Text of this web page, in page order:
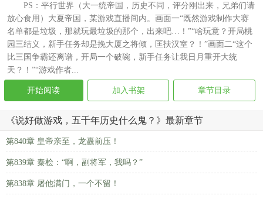
PS：平行世界（大一统帝国，历史不同，评分刚出来，兄弟们请
放心食用）大夏帝国，某游戏直播间内。画面一“既然游戏制作大赛
名单都是垃圾，那就玩最垃圾的那个，出来吧…！”“啥玩意？开局桃
园三结义，新手任务却是挽大厦之将倾，匡扶汉室？！”画面二“这个
比三国争霸还离谱，开局一个破碗，新手任务让我日月重开大统
天？！”“游戏作者...
开始阅读 加入书架 章节目录
《说好做游戏，五千年历史什么鬼？》最新章节
第840章 皇帝亲至，龙纛前压！
第839章 秦桧：“啊，副将军，我吗？”
第838章 屠他满门，一个不留！